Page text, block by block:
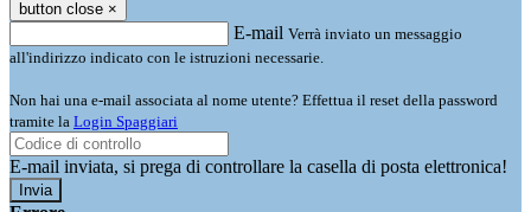
button close ×
E-mail Verrà inviato un messaggio
all'indirizzo indicato con le istruzioni necessarie.
Non hai una e-mail associata al nome utente? Effettua il reset della password
tramite la Login Spaggiari
E-mail inviata, si prega di controllare la casella di posta elettronica!